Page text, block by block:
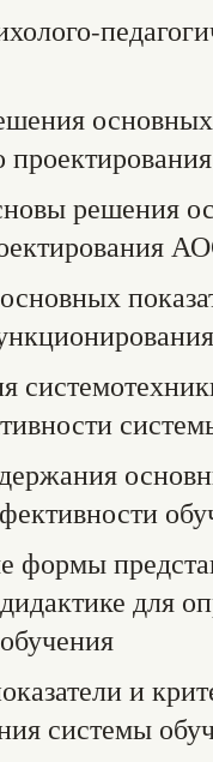
основных
решения
формы
для
и
системы